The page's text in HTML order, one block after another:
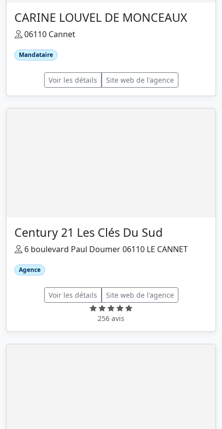
CARINE LOUVEL DE MONCEAUX
06110 Cannet
Mandataire
Voir les détails Site web de l'agence
Century 21 Les Clés Du Sud
6 boulevard Paul Doumer 06110 LE CANNET
Agence
Voir les détails Site web de l'agence
256 avis